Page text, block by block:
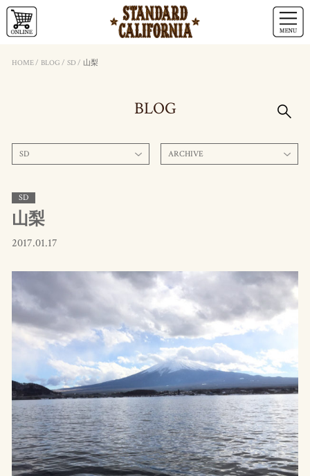
HOME/ BLOG / SD / 山梨
BLOG
SD ARCHIVE
SD
山梨
2017.01.17